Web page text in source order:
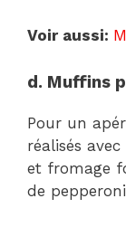
Voir aussi:
d. Muffins
Pour un
réalisés avec
et fromage
de